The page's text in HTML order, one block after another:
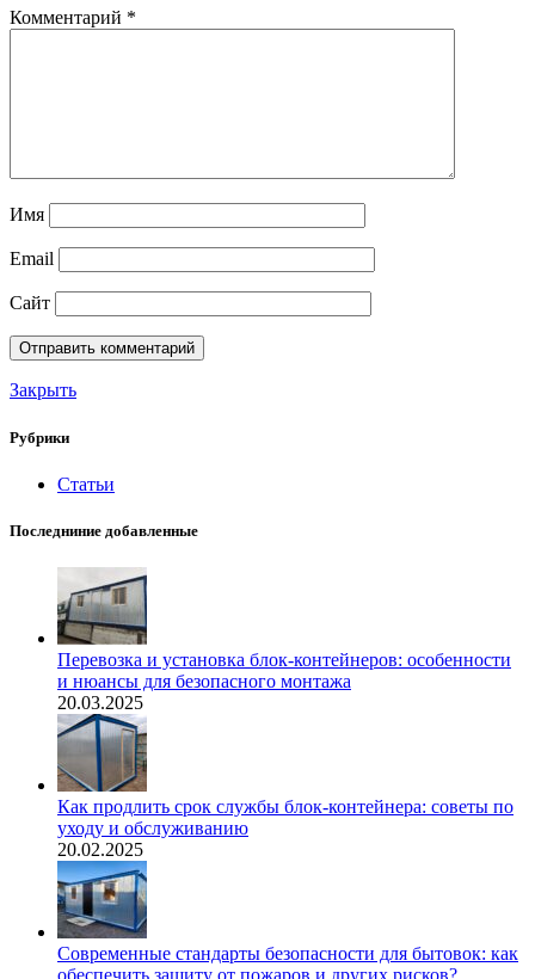
Комментарий *
Имя
Email
Сайт
Закрыть
Рубрики
Статьи
Последниние добавленные
Перевозка и установка блок-контейнеров: особенности
и нюансы для безопасного монтажа
20.03.2025
Как продлить срок службы блок-контейнера: советы по
уходу и обслуживанию
20.02.2025
Современные стандарты безопасности для бытовок: как